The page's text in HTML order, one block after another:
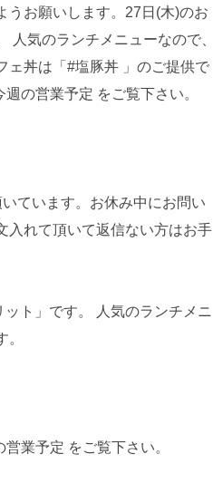
ています。お休み中にお問い
入れて頂いて返信ない方はお手
ト」です。 人気のランチメニ
業予定 をご覧下さい。